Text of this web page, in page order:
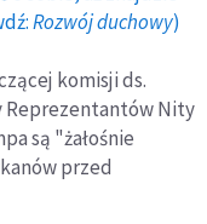
Rozwój duchowy)
komisji ds.
Reprezentantów Nity
są "żałośnie
przed